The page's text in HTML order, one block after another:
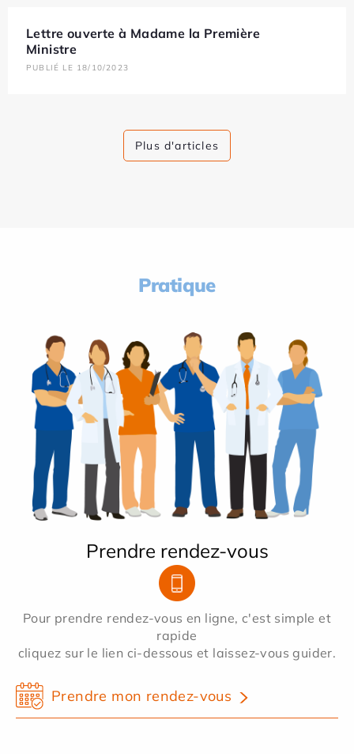
Lettre ouverte à Madame la Première
Ministre
PUBLIÉ LE 18/10/2023
Plus d'articles
Pratique
Prendre rendez-vous
Pour prendre rendez-vous en ligne, c'est simple et
rapide
cliquez sur le lien ci-dessous et laissez-vous guider.
Prendre mon rendez-vous